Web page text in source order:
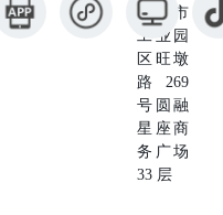
苏州市
工业园
区旺墩
路269
号圆融
星座商
务广场
33 层